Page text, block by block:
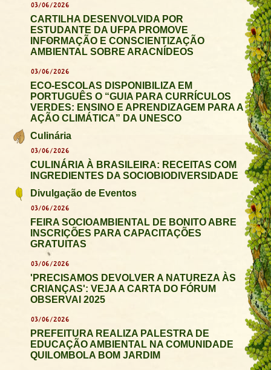
03/06/2026
CARTILHA DESENVOLVIDA POR
ESTUDANTE DA UFPA PROMOVE
INFORMAÇÃO E CONSCIENTIZAÇÃO
AMBIENTAL SOBRE ARACNÍDEOS
03/06/2026
ECO-ESCOLAS DISPONIBILIZA EM
PORTUGUÊS O “GUIA PARA CURRÍCULOS
VERDES: ENSINO E APRENDIZAGEM PARA A
AÇÃO CLIMÁTICA” DA UNESCO
Culinária
03/06/2026
CULINÁRIA À BRASILEIRA: RECEITAS COM
INGREDIENTES DA SOCIOBIODIVERSIDADE
Divulgação de Eventos
03/06/2026
FEIRA SOCIOAMBIENTAL DE BONITO ABRE
INSCRIÇÕES PARA CAPACITAÇÕES
GRATUITAS
03/06/2026
'PRECISAMOS DEVOLVER A NATUREZA ÀS
CRIANÇAS': VEJA A CARTA DO FÓRUM
OBSERVAI 2025
03/06/2026
PREFEITURA REALIZA PALESTRA DE
EDUCAÇÃO AMBIENTAL NA COMUNIDADE
QUILOMBOLA BOM JARDIM